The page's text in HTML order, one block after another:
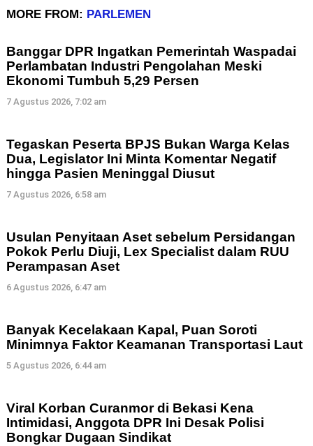
MORE FROM: PARLEMEN
Banggar DPR Ingatkan Pemerintah Waspadai
Perlambatan Industri Pengolahan Meski
Ekonomi Tumbuh 5,29 Persen
7 Agustus 2026, 7:02 am
Tegaskan Peserta BPJS Bukan Warga Kelas
Dua, Legislator Ini Minta Komentar Negatif
hingga Pasien Meninggal Diusut
7 Agustus 2026, 6:58 am
Usulan Penyitaan Aset sebelum Persidangan
Pokok Perlu Diuji, Lex Specialist dalam RUU
Perampasan Aset
6 Agustus 2026, 6:47 am
Banyak Kecelakaan Kapal, Puan Soroti
Minimnya Faktor Keamanan Transportasi Laut
5 Agustus 2026, 6:44 am
Viral Korban Curanmor di Bekasi Kena
Intimidasi, Anggota DPR Ini Desak Polisi
Bongkar Dugaan Sindikat